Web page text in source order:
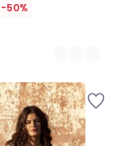
-50%